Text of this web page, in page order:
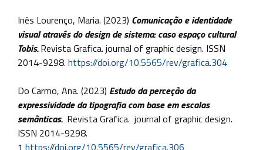
Inês Lourenço, Maria. (2023) Comunicação e identidade
visual através do design de sistema: caso espaço cultural
Tobis.Revista Grafica. journal of graphic design. ISSN
2014-9298. https://doi.org/10.5565/rev/grafica.304
Do Carmo, Ana. (2023) Estudo da perceção da
expressividade da tipografia com base em escalas
semãnticas. Revista Grafica. journal of graphic design.
ISSN 2014-9298.